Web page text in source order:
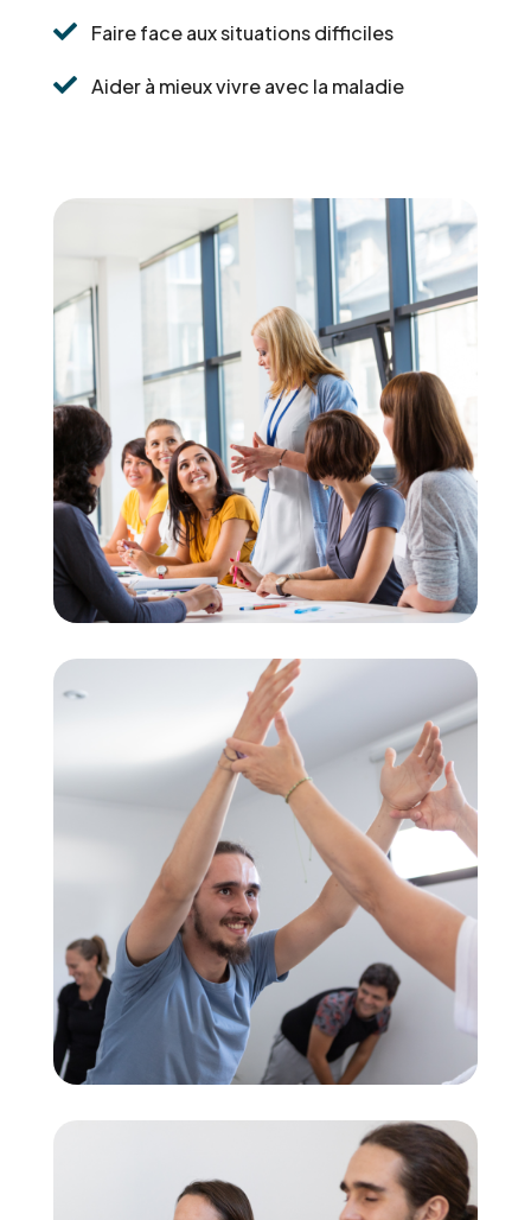
 Faire face aux situations difficiles
 Aider à mieux vivre avec la maladie